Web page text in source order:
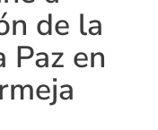
de la
Paz en